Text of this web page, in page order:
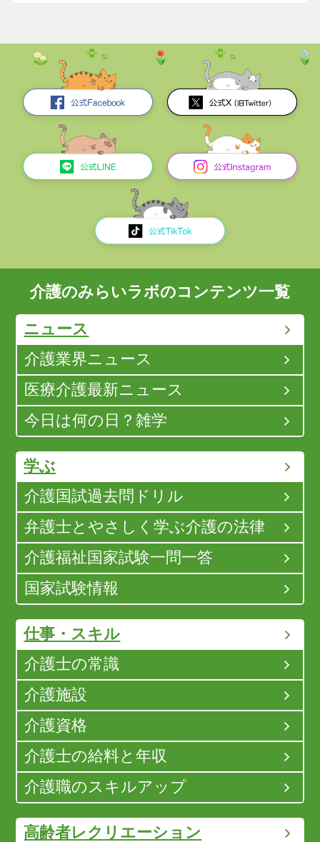
介護のみらいラボのコンテンツ一覧
ニュース
介護業界ニュース
医療介護最新ニュース
今日は何の日？雑学
学ぶ
介護国試過去問ドリル
弁護士とやさしく学ぶ介護の法律
介護福祉国家試験一問一答
国家試験情報
仕事・スキル
介護士の常識
介護施設
介護資格
介護士の給料と年収
介護職のスキルアップ
高齢者レクリエーション